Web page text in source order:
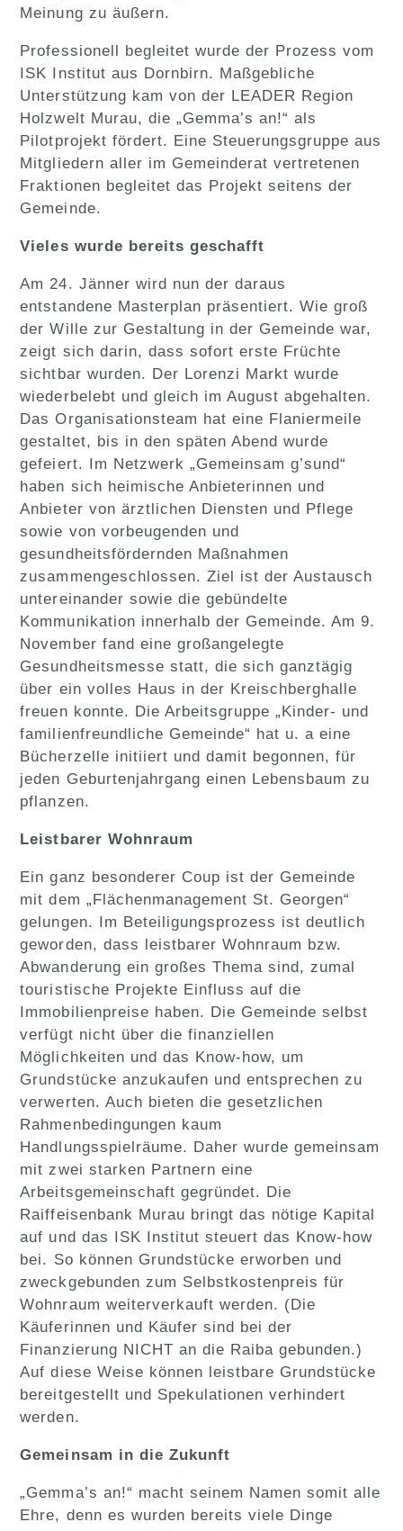
Meinung zu äußern.
Professionell begleitet wurde der Prozess vom
ISK Institut aus Dornbirn. Maßgebliche
Unterstützung kam von der LEADER Region
Holzwelt Murau, die „Gemma’s an!“ als
Pilotprojekt fördert. Eine Steuerungsgruppe aus
Mitgliedern aller im Gemeinderat vertretenen
Fraktionen begleitet das Projekt seitens der
Gemeinde.
Vieles wurde bereits geschafft
Am 24. Jänner wird nun der daraus
entstandene Masterplan präsentiert. Wie groß
der Wille zur Gestaltung in der Gemeinde war,
zeigt sich darin, dass sofort erste Früchte
sichtbar wurden. Der Lorenzi Markt wurde
wiederbelebt und gleich im August abgehalten.
Das Organisationsteam hat eine Flaniermeile
gestaltet, bis in den späten Abend wurde
gefeiert. Im Netzwerk „Gemeinsam g’sund“
haben sich heimische Anbieterinnen und
Anbieter von ärztlichen Diensten und Pflege
sowie von vorbeugenden und
gesundheitsfördernden Maßnahmen
zusammengeschlossen. Ziel ist der Austausch
untereinander sowie die gebündelte
Kommunikation innerhalb der Gemeinde. Am 9.
November fand eine großangelegte
Gesundheitsmesse statt, die sich ganztägig
über ein volles Haus in der Kreischberghalle
freuen konnte. Die Arbeitsgruppe „Kinder- und
familienfreundliche Gemeinde“ hat u. a eine
Bücherzelle initiiert und damit begonnen, für
jeden Geburtenjahrgang einen Lebensbaum zu
pflanzen.
Leistbarer Wohnraum
Ein ganz besonderer Coup ist der Gemeinde
mit dem „Flächenmanagement St. Georgen“
gelungen. Im Beteiligungsprozess ist deutlich
geworden, dass leistbarer Wohnraum bzw.
Abwanderung ein großes Thema sind, zumal
touristische Projekte Einfluss auf die
Immobilienpreise haben. Die Gemeinde selbst
verfügt nicht über die finanziellen
Möglichkeiten und das Know-how, um
Grundstücke anzukaufen und entsprechen zu
verwerten. Auch bieten die gesetzlichen
Rahmenbedingungen kaum
Handlungsspielräume. Daher wurde gemeinsam
mit zwei starken Partnern eine
Arbeitsgemeinschaft gegründet. Die
Raiffeisenbank Murau bringt das nötige Kapital
auf und das ISK Institut steuert das Know-how
bei. So können Grundstücke erworben und
zweckgebunden zum Selbstkostenpreis für
Wohnraum weiterverkauft werden. (Die
Käuferinnen und Käufer sind bei der
Finanzierung NICHT an die Raiba gebunden.)
Auf diese Weise können leistbare Grundstücke
bereitgestellt und Spekulationen verhindert
werden.
Gemeinsam in die Zukunft
„Gemma’s an!“ macht seinem Namen somit alle
Ehre, denn es wurden bereits viele Dinge